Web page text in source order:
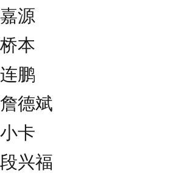
嘉源
桥本
连鹏
詹德斌
小卡
段兴福